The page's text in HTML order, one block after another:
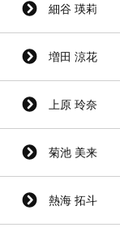
細谷 瑛莉
増田 涼花
上原 玲奈
菊池 美来
熱海 拓斗